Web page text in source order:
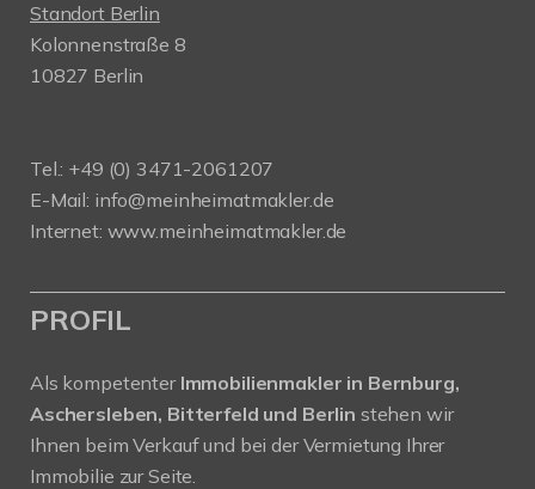
Standort Berlin
Kolonnenstraße 8
10827 Berlin
Tel.: +49 (0) 3471-2061207
E-Mail: info@meinheimatmakler.de
Internet: www.meinheimatmakler.de
PROFIL
Als kompetenter Immobilienmakler in Bernburg,
Aschersleben, Bitterfeld und Berlin stehen wir
Ihnen beim Verkauf und bei der Vermietung Ihrer
Immobilie zur Seite.